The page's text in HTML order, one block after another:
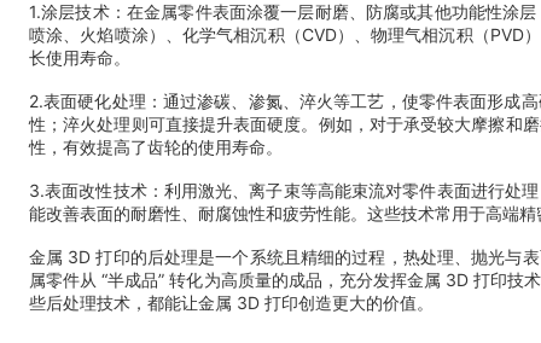
1.涂层技术：在金属零件表面涂覆一层耐磨、防腐或其他功能性涂
喷涂、火焰喷涂）、化学气相沉积（CVD）、物理气相沉积（
长使用寿命。
2.表面硬化处理：通过渗碳、渗氮、淬火等工艺，使零件表面形成
性；淬火处理则可直接提升表面硬度。例如，对于承受较大摩擦和
性，有效提高了齿轮的使用寿命。
3.表面改性技术：利用激光、离子束等高能束流对零件表面进行处
能改善表面的耐磨性、耐腐蚀性和疲劳性能。这些技术常用于高端
金属 3D 打印的后处理是一个系统且精细的过程，热处理、抛光与
属零件从 “半成品” 转化为高质量的成品，充分发挥金属 3D 打印
些后处理技术，都能让金属 3D 打印创造更大的价值。